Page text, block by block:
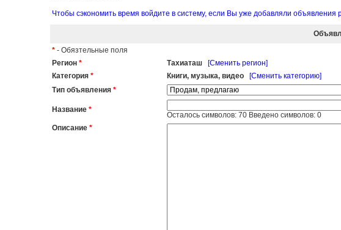
Чтобы сэкономить время войдите в систему, если Вы уже добавляли объявления
*- Обязтельные поля
Регион * Тахиаташ
[Сменить регион]
Категория * Книги, музыка, видео
[Сменить категорию]
Тип объявления *
Название *
Осталось символов: 70Введено символов: 0
Описание *